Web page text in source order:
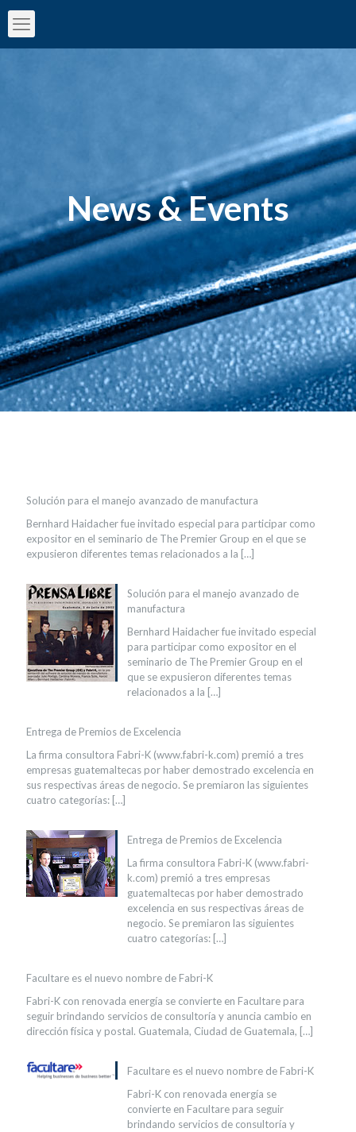
News & Events
Solución para el manejo avanzado de manufactura
Bernhard Haidacher fue invitado especial para participar como
expositor en el seminario de The Premier Group en el que se
expusieron diferentes temas relacionados a la […]
Solución para el manejo avanzado de
manufactura
Bernhard Haidacher fue invitado especial
para participar como expositor en el
seminario de The Premier Group en el
que se expusieron diferentes temas
relacionados a la […]
Entrega de Premios de Excelencia
La firma consultora Fabri-K (www.fabri-k.com) premió a tres
empresas guatemaltecas por haber demostrado excelencia en
sus respectivas áreas de negocio. Se premiaron las siguientes
cuatro categorías: […]
Entrega de Premios de Excelencia
La firma consultora Fabri-K (www.fabri-
k.com) premió a tres empresas
guatemaltecas por haber demostrado
excelencia en sus respectivas áreas de
negocio. Se premiaron las siguientes
cuatro categorías:[…]
Facultare es el nuevo nombre de Fabri-K
Fabri-K con renovada energía se convierte en Facultare para
seguir brindando servicios de consultoría y anuncia cambio en
dirección física y postal. Guatemala, Ciudad de Guatemala, […]
Facultare es el nuevo nombre de Fabri-K
Fabri-K con renovada energía se
convierte en Facultare para seguir
brindando servicios de consultoría y